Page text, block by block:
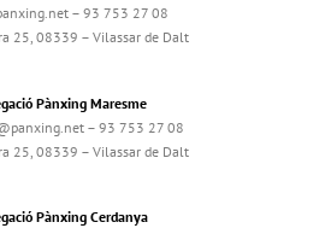
– 93 753 27 08
25, 08339 – Vilassar de Dalt
Pànxing Maresme
– 93 753 27 08
25, 08339 – Vilassar de Dalt
Pànxing Cerdanya